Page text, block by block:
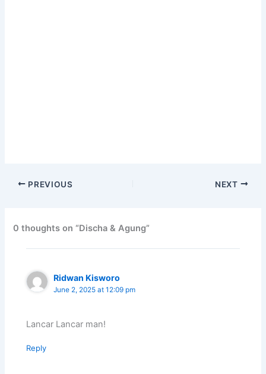
PREVIOUS NEXT
0 thoughts on “Discha & Agung”
Ridwan Kisworo
June 2, 2025 at 12:09 pm
Lancar Lancar man!
Reply